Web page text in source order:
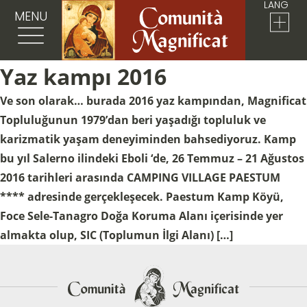
MENU
LANG
Yaz kampı 2016
Ve son olarak… burada 2016 yaz kampından, Magnificat
Topluluğunun 1979’dan beri yaşadığı topluluk ve
karizmatik yaşam deneyiminden bahsediyoruz. Kamp
bu yıl Salerno ilindeki Eboli ‘de, 26 Temmuz – 21 Ağustos
2016 tarihleri arasında CAMPING VILLAGE PAESTUM
**** adresinde gerçekleşecek. Paestum Kamp Köyü,
Foce Sele-Tanagro Doğa Koruma Alanı içerisinde yer
almakta olup, SIC (Toplumun İlgi Alanı) […]
Sostieni la Comunità Magnificat